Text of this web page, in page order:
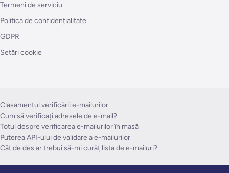
Termeni de serviciu
Politica de confidențialitate
GDPR
Setări cookie
Clasamentul verificării e-mailurilor
Cum să verificați adresele de e-mail?
Totul despre verificarea e-mailurilor în masă
Puterea API-ului de validare a e-mailurilor
Cât de des ar trebui să-mi curăț lista de e-mailuri?